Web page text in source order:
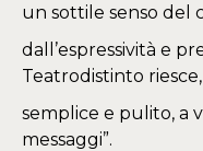
un sottile senso del
dall’espressività e
Teatrodistinto
semplice e pulito, a
messaggi”.